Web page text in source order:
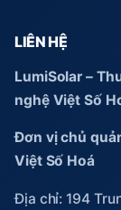
LIÊN HỆ
LumiSolar –
nghệ Việt Số
Đơn vị chủ
Việt Số Hoá
Địa chỉ: 194